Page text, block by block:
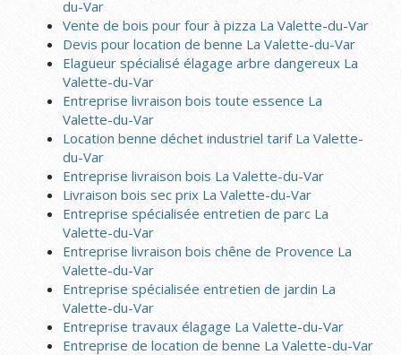
du-Var
Vente de bois pour four à pizza La Valette-du-Var
Devis pour location de benne La Valette-du-Var
Elagueur spécialisé élagage arbre dangereux La
Valette-du-Var
Entreprise livraison bois toute essence La
Valette-du-Var
Location benne déchet industriel tarif La Valette-
du-Var
Entreprise livraison bois La Valette-du-Var
Livraison bois sec prix La Valette-du-Var
Entreprise spécialisée entretien de parc La
Valette-du-Var
Entreprise livraison bois chêne de Provence La
Valette-du-Var
Entreprise spécialisée entretien de jardin La
Valette-du-Var
Entreprise travaux élagage La Valette-du-Var
Entreprise de location de benne La Valette-du-Var